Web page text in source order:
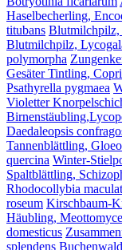
Haselbecherling,
titubans Blutmilchpilz,
Blutmilchpilz,
polymorpha
Gesäter Tintling,
Psathyrella pygmaea
Violetter
Daedaleopsis
Tannenblättling,
quercina Winter-
Spaltblättling,
Rhodocollybia
roseum Kirschbaum-
Häubling,
domesticus
splendens